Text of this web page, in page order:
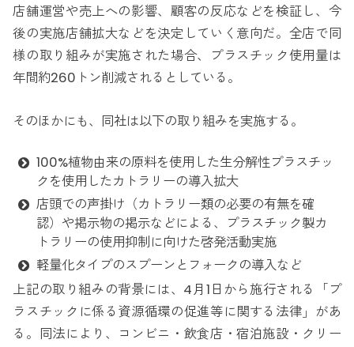
店舗運営や売上への影響、顧客の反応などを検証し、今
後の実施店舗拡大などを決定していく意向だ。全店で同
様の取り組みが実施された場合、プラスチック使用量は
年間約260トン削減されるとしている。
そのほかにも、同社は以下の取り組みを実施する。
100%植物由来の原料を使用した生分解性プラスチッ
クを使用したカトラリーの導入拡大
店頭での声掛け（カトラリー類の必要の有無を確
認）や掲示物の掲示などによる、プラスチック製カ
トラリーの使用抑制に向けた啓発活動実施
軽量化タイプのスプーンとフォークの導入など
上記の取り組みの背景には、4月1日から施行される「プ
ラスチックに係る資源循環の促進等に関する法律」があ
る。同法により、コンビニ・飲食店・宿泊施設・クリー